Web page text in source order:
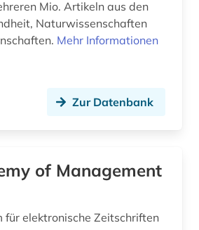
british academy (1)
(6)
Mio. Artikeln aus den
Naturwissenschaften
Mehr Informationen
Zur Datenbank
of Management
für elektronische Zeitschriften